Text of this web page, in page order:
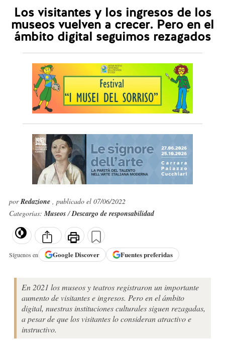
Los visitantes y los ingresos de los
museos vuelven a crecer. Pero en el
ámbito digital seguimos rezagados
porRedazione , publicado el 07/06/2022
Categorías:Museos/Descargo de responsabilidad
Síguenos en GoogleDiscover Fuentes preferidas
En 2021 los museos y teatros registraron un importante
aumento de visitantes e ingresos. Pero en el ámbito
digital, nuestras instituciones culturales siguen rezagadas,
a pesar de que los visitantes lo consideran atractivo e
instructivo.